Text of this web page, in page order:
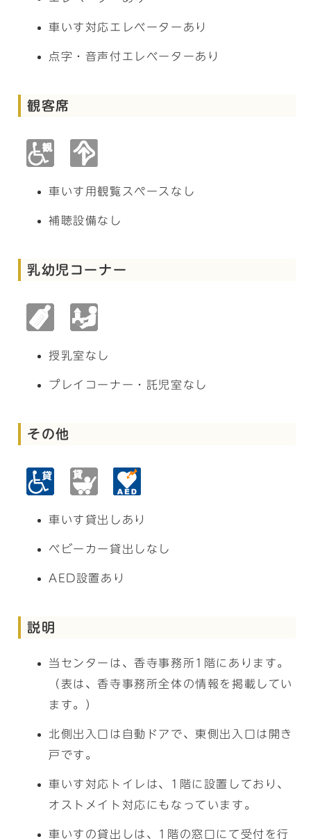
車いす対応エレベーターあり
点字・音声付エレベーターあり
観客席
車いす用観覧スペースなし
補聴設備なし
乳幼児コーナー
授乳室なし
プレイコーナー・託児室なし
その他
車いす貸出しあり
ベビーカー貸出しなし
AED設置あり
説明
当センターは、香寺事務所1階にあります。
（表は、香寺事務所全体の情報を掲載してい
ます。）
北側出入口は自動ドアで、東側出入口は開き
戸です。
車いす対応トイレは、1階に設置しており、
オストメイト対応にもなっています。
車いすの貸出しは、1階の窓口にて受付を行